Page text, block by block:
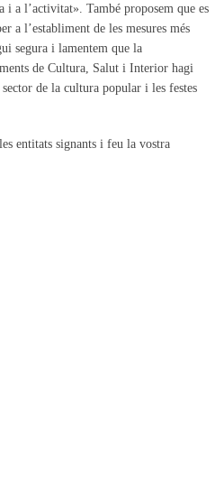
i a l’activitat». També proposem que es
a l’establiment de les mesures més
segura i lamentem que la
de Cultura, Salut i Interior hagi
de la cultura popular i les festes
entitats signants i feu la vostra